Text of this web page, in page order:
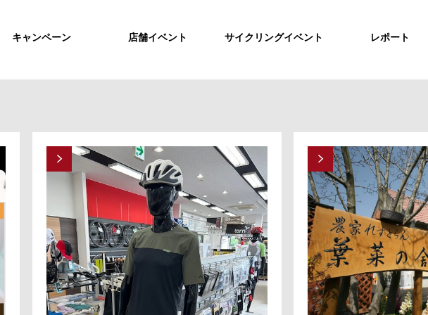
キャンペーン 店舗イベント サイクリングイベント レポート